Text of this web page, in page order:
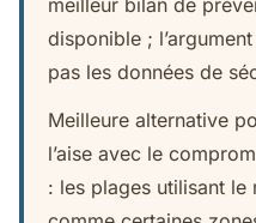
meilleur bilan de
disponible ;
pas les données de
Meilleure alternative
l’aise avec le
: les plages utilisant